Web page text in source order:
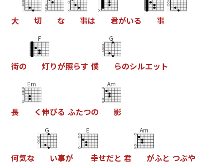
大 切 な 事は 君がいる 事
街の
F
灯りが照らす 僕
G
らのシルエッ ト
長
Em
く伸びる ふたつの
Am
影
何気な
G
い事が
E
幸せだと 君
Am
がふと つぶや